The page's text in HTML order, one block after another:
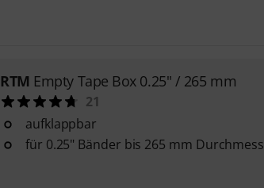
RTM Empty Tape Box 0.25" / 265 mm
21
aufklappbar
für 0.25" Bänder bis 265 mm